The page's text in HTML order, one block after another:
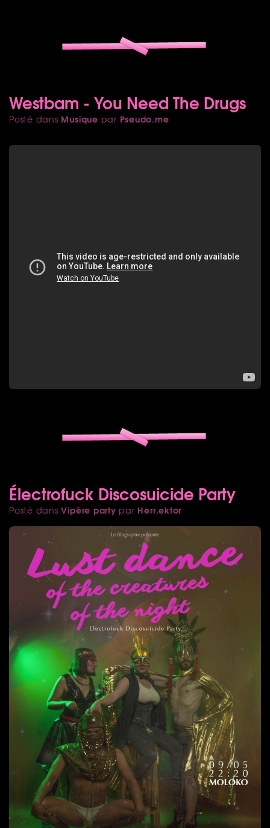
Westbam - You Need The Drugs
Posté dans Musique par Pseudo.me
Électrofuck Discosuicide Party
Posté dansVipère party par Herr.ektor